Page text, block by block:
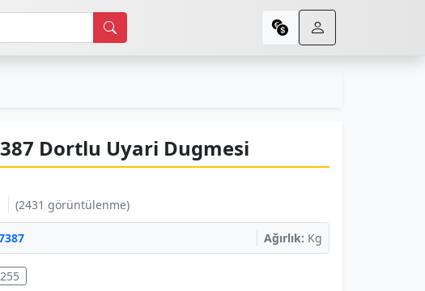
Dortlu Uyari Dugmesi
(2431 görüntülenme)
Ağırlık: Kg